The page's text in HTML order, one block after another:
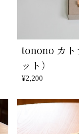
tonono カト
ット）
¥2,200